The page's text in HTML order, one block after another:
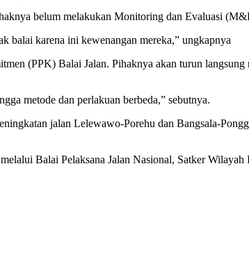
belum melakukan Monitoring dan Evaluasi
balai karena ini kewenangan mereka,” ungkapnya
(PPK) Balai Jalan. Pihaknya akan turun
metode dan perlakuan berbeda,” sebutnya.
jalan Lelewawo-Porehu dan Bangsala-
Balai Pelaksana Jalan Nasional, Satker